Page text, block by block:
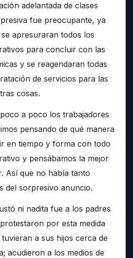
adelantada de clases
fue preocupante, ya
apresuraran todos los
para concluir con las
y se reagendaran todas
de servicios para las
cosas.
a poco los trabajadores
pensando de qué manera
en tiempo y forma con todo
y pensábamos la mejor
Así que no había tanto
del sorpresivo anuncio.
ni nadita fue a los padres
por esta medida
a sus hijos cerca de
acudieron a los medios de